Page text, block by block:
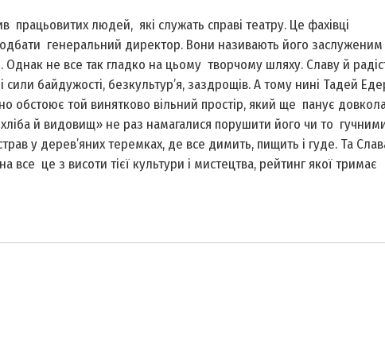
працьовитих людей, які служать справі театру. Це фахівці
генеральний директор. Вони називають його заслуженим
не все так гладко на цьому творчому шляху. Славу й
байдужості, безкультур’я, зазд­рощів. А тому нині Тадей
обстоює той винятково вільний простір, який ще панує
й видовищ» не раз намагалися порушити його чи то
у дерев’яних теремках, де все димить, пищить і гуде. Та
це з висоти тієї культури і мистецтва, рейтинг якої тримає